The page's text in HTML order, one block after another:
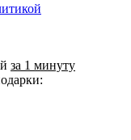
за 1 минуту